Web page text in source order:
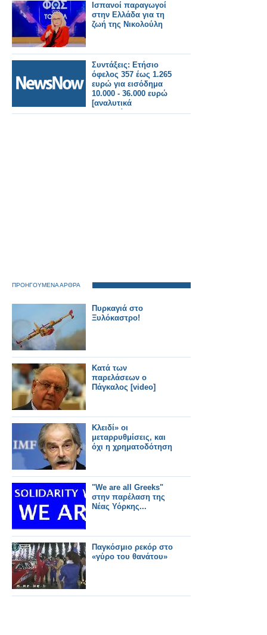
Ισπανοί παραγωγοί
στην Ελλάδα για τη
ζωή της Νικολούλη
Συντάξεις: Ετήσιο
όφελος 357 έως 1.265
ευρώ για εισόδημα
10.000 - 36.000 ευρώ
[αναλυτικά
παραδείγματα και
ΠΡΟΗΓΟΥΜΕΝΑ ΑΡΘΡΑ
Πυρκαγιά στο
Ξυλόκαστρο!
Κατά των
παρελάσεων ο
Πάγκαλος [video]
Κλειδί» οι
μεταρρυθμίσεις, και
όχι η χρηματοδότηση
"We are all Greeks"
στην παρέλαση της
Νέας Υόρκης...
Παγκόσμιο ρεκόρ στο
«γύρο του θανάτου»